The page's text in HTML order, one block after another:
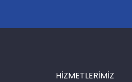
HİZMETLERİMİZ